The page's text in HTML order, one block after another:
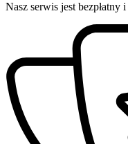
Nasz serwis jest bezpłatny